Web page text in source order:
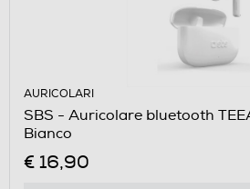
AURICOLARI
SBS - Auricolare bluetooth
Bianco
€ 16,90